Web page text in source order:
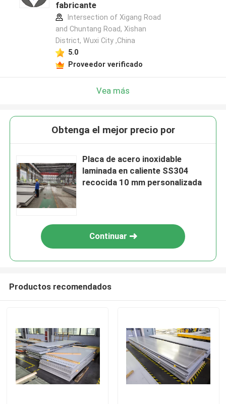
fabricante
Intersection of Xigang Road
and Chuntang Road, Xishan
District, Wuxi City ,China
5.0
Proveedor verificado
Vea más
Obtenga el mejor precio por
Placa de acero inoxidable
laminada en caliente SS304
recocida 10 mm personalizada
Continuar
Productos recomendados